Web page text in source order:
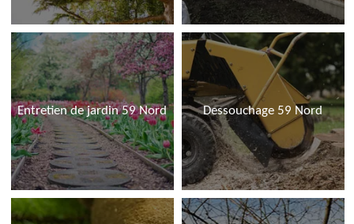
Entretien de jardin 59 Nord Dessouchage 59 Nord